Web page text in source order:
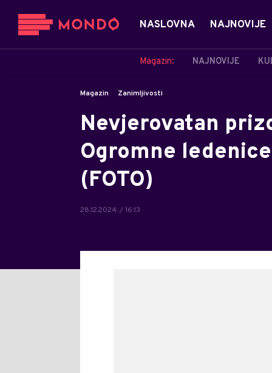
NASLOVNA NAJNOVIJE
Magazin: NAJNOVIJE
Magazin Zanimljivosti
Nevjerovatan
Ogromne
(FOTO)
28.12.2024. / 16:13